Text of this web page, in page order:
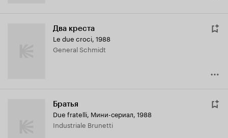
Два креста
Le due croci, 1988
General Schmidt
Братья
Due fratelli, Мини-сериал, 1988
Industriale Brunetti